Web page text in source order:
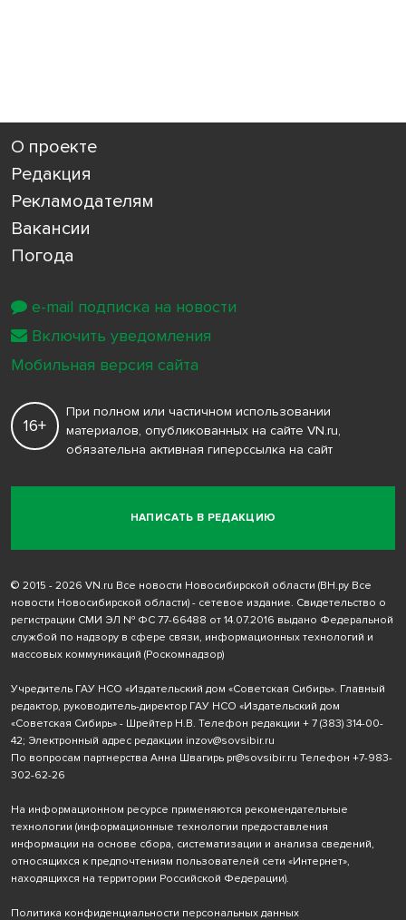
О проекте
Редакция
Рекламодателям
Вакансии
Погода
НАПИСАТЬ В РЕДАКЦИЮ
16+
При полном или частичном использовании
материалов, опубликованных на сайте VN.ru,
обязательна активная гиперссылка на сайт
© 2015 - 2026 VN.ru Все новости Новосибирской области (ВН.ру Все
новости Новосибирской области) - сетевое издание. Свидетельство о
регистрации СМИ ЭЛ № ФС 77-66488 от 14.07.2016 выдано Федеральной
службой по надзору в сфере связи, информационных технологий и
массовых коммуникаций (Роскомнадзор)
Учредитель ГАУ НСО «Издательский дом «Советская Сибирь». Главный
редактор, руководитель-директор ГАУ НСО «Издательский дом
«Советская Сибирь» - Шрейтер Н.В. Телефон редакции + 7 (383) 314-00-
42; Электронный адрес редакции inzov@sovsibir.ru
По вопросам партнерства Анна Швагирь pr@sovsibir.ru Телефон +7-983-
302-62-26
На информационном ресурсе применяются рекомендательные
технологии (информационные технологии предоставления
информации на основе сбора, систематизации и анализа сведений,
относящихся к предпочтениям пользователей сети «Интернет»,
находящихся на территории Российской Федерации).
Политика конфиденциальности персональных данных
e-mail подписка на новости
Включить уведомления
Мобильная версия сайта